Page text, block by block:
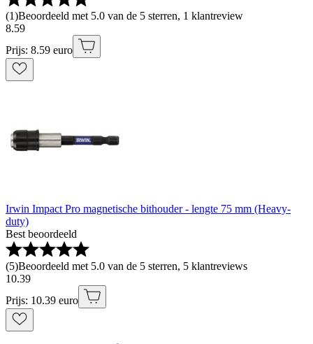
(1)Beoordeeld met 5.0 van de 5 sterren, 1 klantreview
8.59
Prijs: 8.59 euro
Irwin Impact Pro magnetische bithouder - lengte 75 mm (Heavy-
duty)
Best beoordeeld
(5)Beoordeeld met 5.0 van de 5 sterren, 5 klantreviews
10.39
Prijs: 10.39 euro